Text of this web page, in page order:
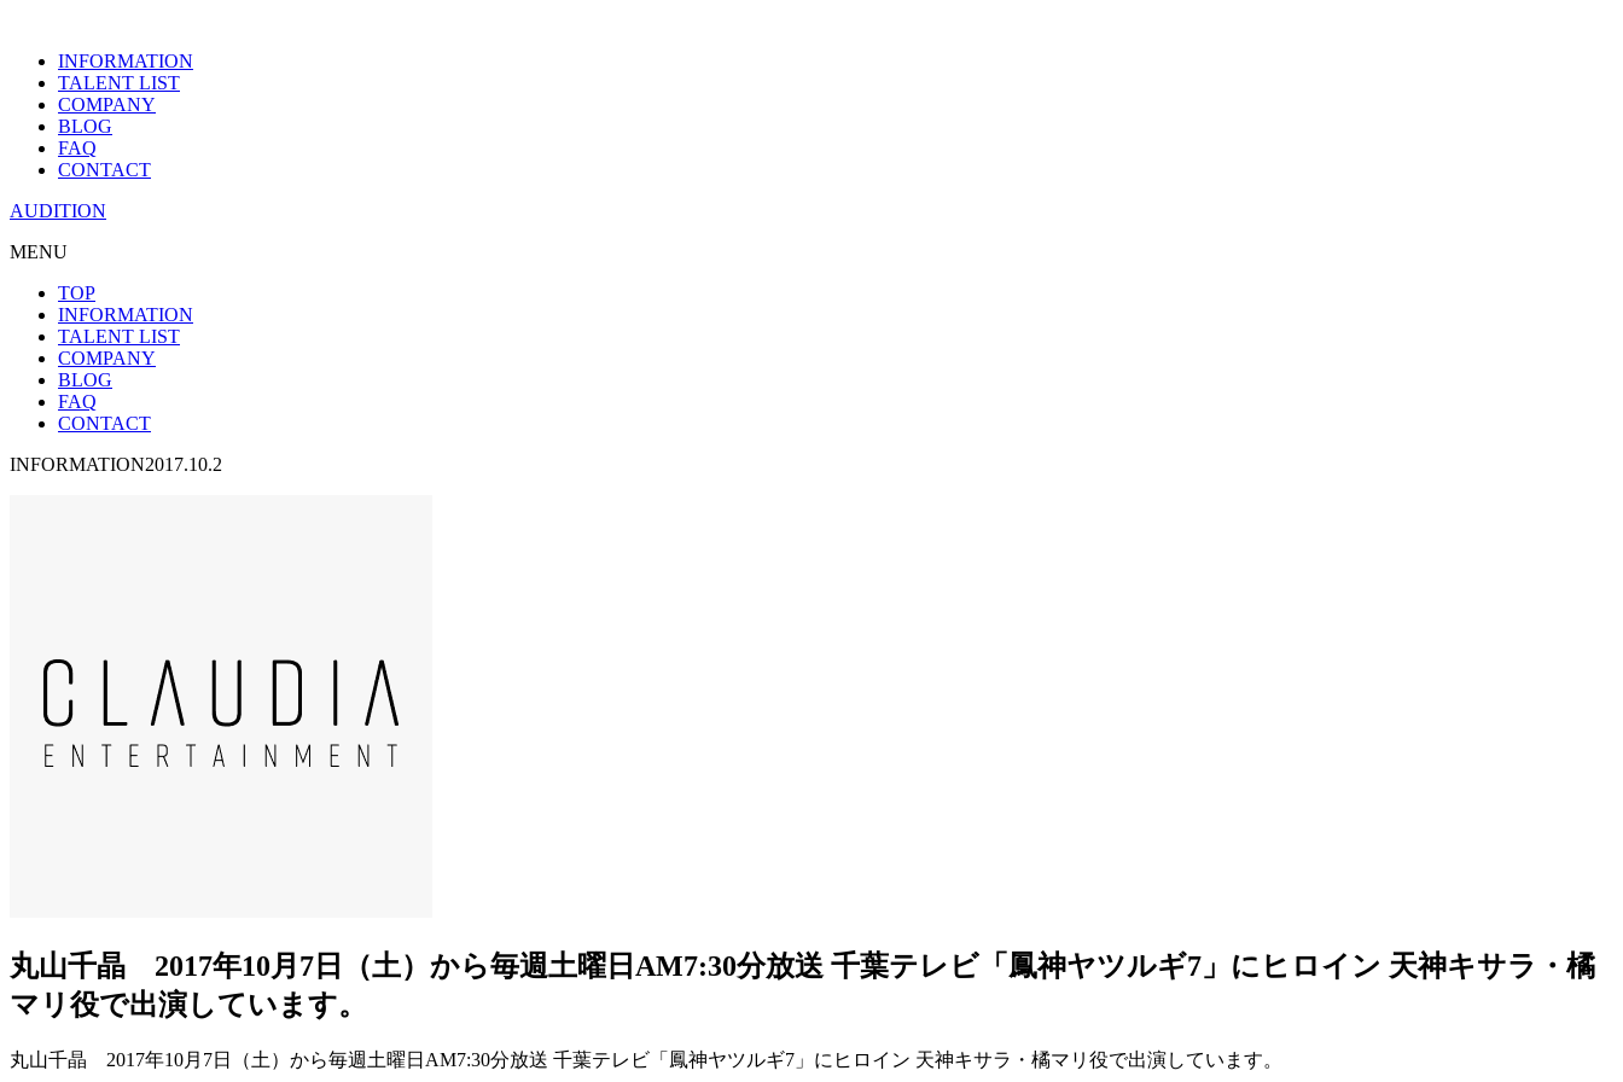
INFORMATION
TALENT LIST
COMPANY
BLOG
FAQ
CONTACT
AUDITION
MENU
TOP
INFORMATION
TALENT LIST
COMPANY
BLOG
FAQ
CONTACT
INFORMATION2017.10.2
丸山千晶 2017年10月7日（土）から毎週土曜日AM7:30分放送 千葉テレビ「鳳神ヤツルギ7」にヒロイン 天神キサラ・橘
マリ役で出演しています。
丸山千晶 2017年10月7日（土）から毎週土曜日AM7:30分放送 千葉テレビ「鳳神ヤツルギ7」にヒロイン 天神キサラ・橘マリ役で出演しています。